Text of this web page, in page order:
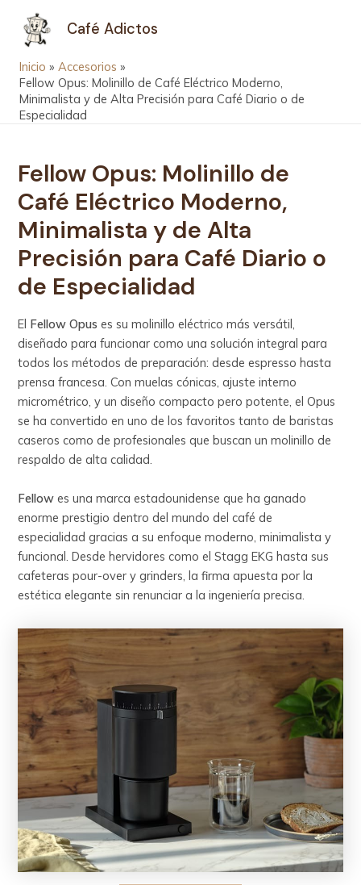
contenido
Café Adictos
Inicio
Accesorios
Fellow Opus: Molinillo de Café Eléctrico Moderno,
Minimalista y de Alta Precisión para Café Diario o de
Especialidad
Fellow Opus: Molinillo de
Café Eléctrico Moderno,
Minimalista y de Alta
Precisión para Café Diario o
de Especialidad
El Fellow Opus es su molinillo eléctrico más versátil,
diseñado para funcionar como una solución integral para
todos los métodos de preparación: desde espresso hasta
prensa francesa. Con muelas cónicas, ajuste interno
micrométrico, y un diseño compacto pero potente, el Opus
se ha convertido en uno de los favoritos tanto de baristas
caseros como de profesionales que buscan un molinillo de
respaldo de alta calidad.
Fellow es una marca estadounidense que ha ganado
enorme prestigio dentro del mundo del café de
especialidad gracias a su enfoque moderno, minimalista y
funcional. Desde hervidores como el Stagg EKG hasta sus
cafeteras pour-over y grinders, la firma apuesta por la
estética elegante sin renunciar a la ingeniería precisa.
entradas